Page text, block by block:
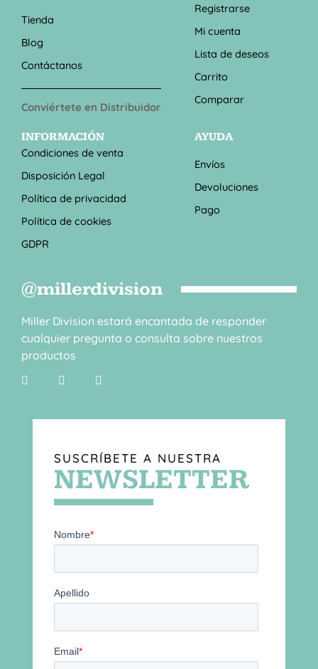
Tienda
Blog
Contáctanos
Conviértete en Distribuidor
Registrarse
Mi cuenta
Lista de deseos
Carrito
Comparar
INFORMACIÓN
Condiciones de venta
Disposición Legal
Política de privacidad
Política de cookies
GDPR
AYUDA
Envíos
Devoluciones
Pago
@millerdivision
Miller Division estará encantada de responder
cualquier pregunta o consulta sobre nuestros
productos
SUSCRÍBETE A NUESTRA
NEWSLETTER